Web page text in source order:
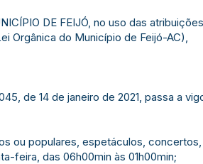
DE FEIJÓ, no uso das
Orgânica do Município de Feijó-AC),
de 14 de janeiro de 2021, passa a
ou populares, espetáculos,
feira, das 06h00min às 01h00min;